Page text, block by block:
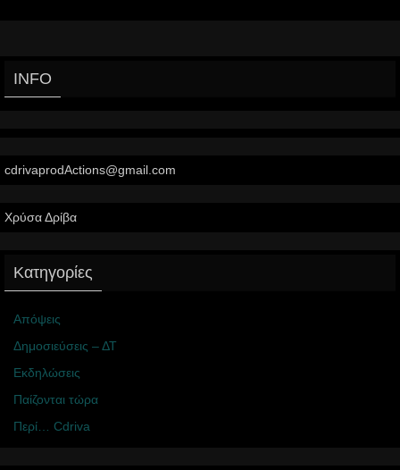
INFO
cdrivaprodActions@gmail.com
Χρύσα Δρίβα
Κατηγορίες
Απόψεις
Δημοσιεύσεις – ΔΤ
Εκδηλώσεις
Παίζονται τώρα
Περί… Cdriva